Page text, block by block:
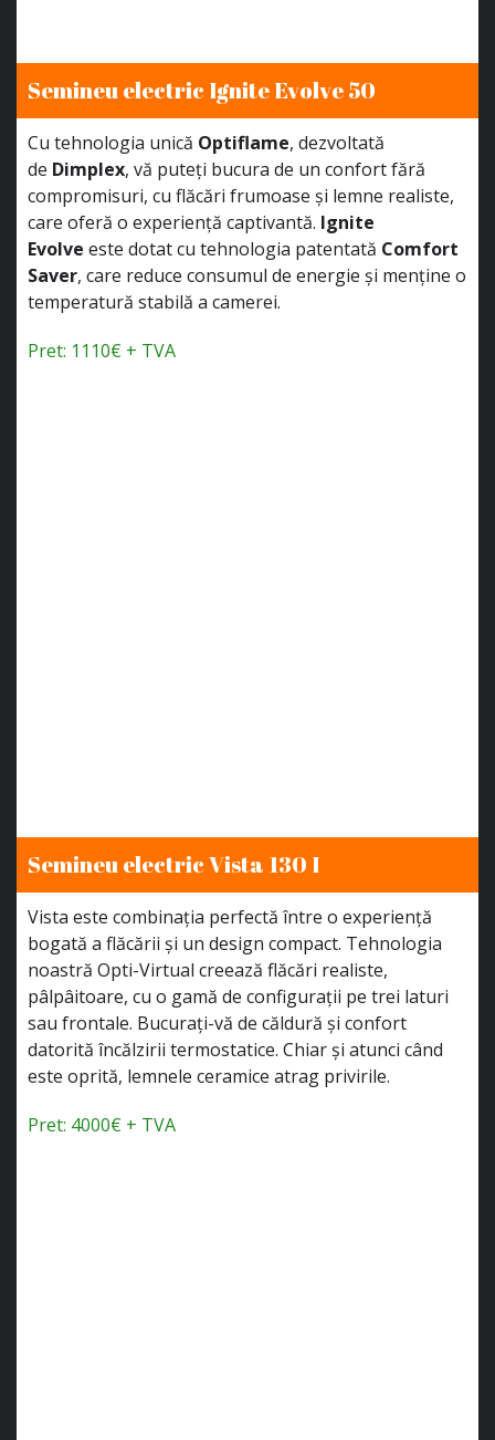
Semineu electric Ignite Evolve 50
Cu tehnologia unică Optiflame, dezvoltată
de Dimplex, vă puteți bucura de un confort fără
compromisuri, cu flăcări frumoase și lemne realiste,
care oferă o experiență captivantă. Ignite
Evolve este dotat cu tehnologia patentată Comfort
Saver, care reduce consumul de energie și menține o
temperatură stabilă a camerei.
Pret: 1110€ + TVA
Semineu electric Vista 130 I
Vista este combinația perfectă între o experiență
bogată a flăcării și un design compact. Tehnologia
noastră Opti-Virtual creează flăcări realiste,
pâlpâitoare, cu o gamă de configurații pe trei laturi
sau frontale. Bucurați-vă de căldură și confort
datorită încălzirii termostatice. Chiar și atunci când
este oprită, lemnele ceramice atrag privirile.
Pret: 4000€ + TVA